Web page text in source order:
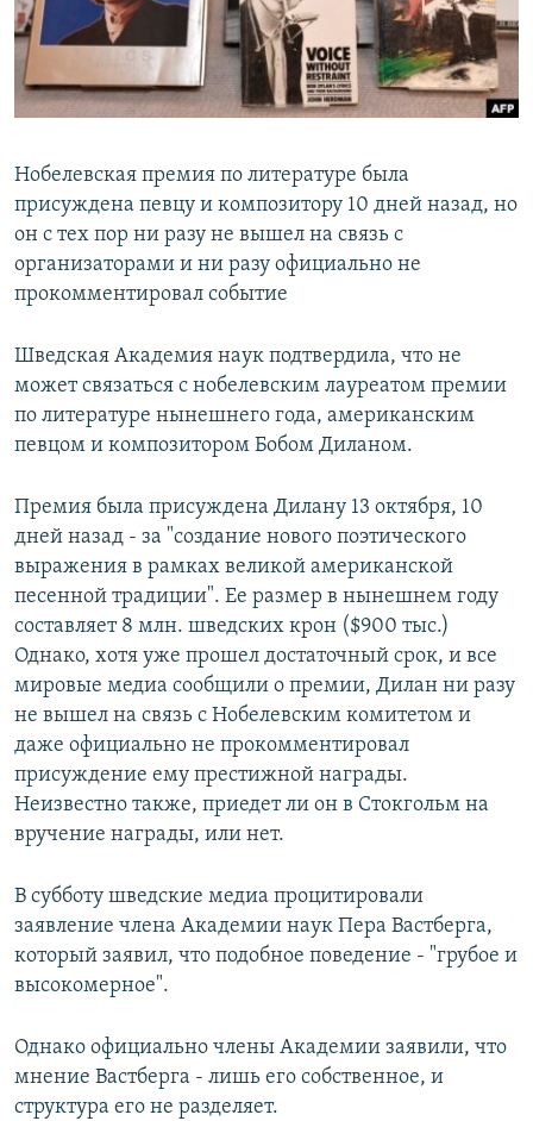
Нобелевская премия по литературе была
присуждена певцу и композитору 10 дней назад, но
он с тех пор ни разу не вышел на связь с
организаторами и ни разу официально не
прокомментировал событие
Шведская Академия наук подтвердила, что не
может связаться с нобелевским лауреатом премии
по литературе нынешнего года, американским
певцом и композитором Бобом Диланом.
Премия была присуждена Дилану 13 октября, 10
дней назад - за "создание нового поэтического
выражения в рамках великой американской
песенной традиции". Ее размер в нынешнем году
составляет 8 млн. шведских крон ($900 тыс.)
Однако, хотя уже прошел достаточный срок, и все
мировые медиа сообщили о премии, Дилан ни разу
не вышел на связь с Нобелевским комитетом и
даже официально не прокомментировал
присуждение ему престижной награды.
Неизвестно также, приедет ли он в Стокгольм на
вручение награды, или нет.
В субботу шведские медиа процитировали
заявление члена Академии наук Пера Вастберга,
который заявил, что подобное поведение - "грубое и
высокомерное".
Однако официально члены Академии заявили, что
мнение Вастберга - лишь его собственное, и
структура его не разделяет.